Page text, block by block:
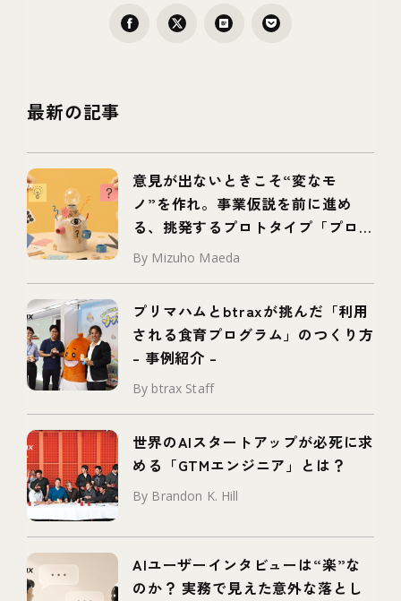
最新の記事
意見が出ないときこそ“変なモ
ノ”を作れ。事業仮説を前に進め
る、挑発するプロトタイプ「プロボ
タイプ」とは
By Mizuho Maeda
プリマハムとbtraxが挑んだ「利用
される食育プログラム」のつくり方
– 事例紹介 –
By btrax Staff
世界のAIスタートアップが必死に求
める「GTMエンジニア」とは？
By Brandon K. Hill
AIユーザーインタビューは“楽”な
のか？ 実務で見えた意外な落とし